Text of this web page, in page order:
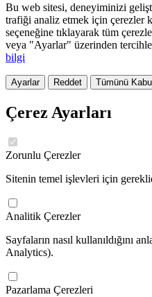
Bu web sitesi, deneyiminizi
trafiği analiz etmek için çerezler
seçeneğine tıklayarak tüm
veya "Ayarlar" üzerinden
bilgi
Ayarlar Reddet Tümünü
Çerez Ayarları
Zorunlu Çerezler
Sitenin temel işlevleri için
Analitik Çerezler
Sayfaların nasıl kullanıldığını
Analytics).
Pazarlama Çerezleri